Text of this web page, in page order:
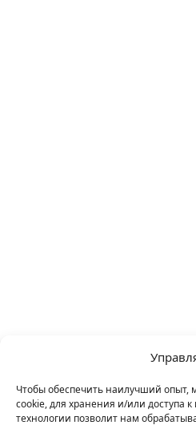
Чтобы обеспечить наилучший опыт,
cookie, для хранения и/или доступа
технологии позволит нам